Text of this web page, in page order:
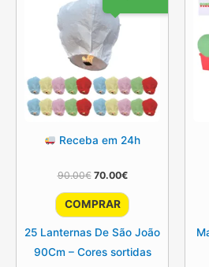
Receba em 24h
90.00€ O
original
era:
70.00€O
atual
é:
COMPRAR
25 Lanternas De São João
90Cm – Cores sortidas